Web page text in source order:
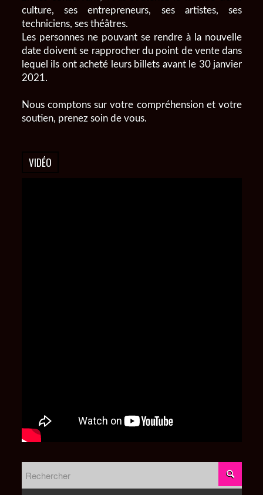
culture, ses entrepreneurs, ses artistes, ses
techniciens, ses théâtres.
Les personnes ne pouvant se rendre à la nouvelle
date doivent se rapprocher du point de vente dans
lequel ils ont acheté leurs billets avant le 30 janvier
2021.
Nous comptons sur votre compréhension et votre
soutien, prenez soin de vous.